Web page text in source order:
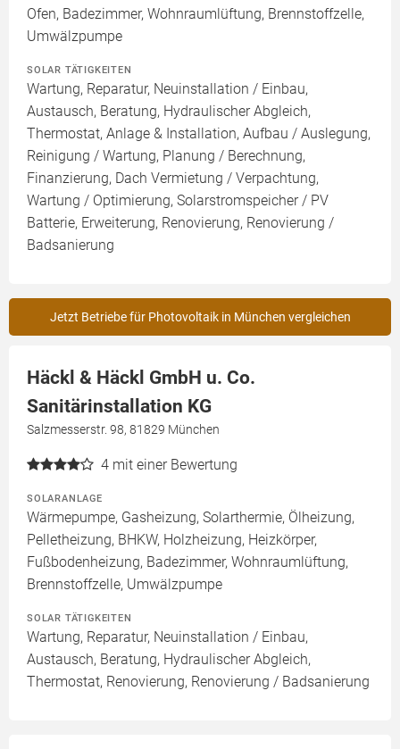
Ofen, Badezimmer, Wohnraumlüftung, Brennstoffzelle,
Umwälzpumpe
SOLAR TÄTIGKEITEN
Wartung, Reparatur, Neuinstallation / Einbau,
Austausch, Beratung, Hydraulischer Abgleich,
Thermostat, Anlage & Installation, Aufbau / Auslegung,
Reinigung / Wartung, Planung / Berechnung,
Finanzierung, Dach Vermietung / Verpachtung,
Wartung / Optimierung, Solarstromspeicher / PV
Batterie, Erweiterung, Renovierung, Renovierung /
Badsanierung
Jetzt Betriebe für Photovoltaik in München vergleichen
Häckl & Häckl GmbH u. Co.
Sanitärinstallation KG
Salzmesserstr. 98, 81829 München
4 mit einer Bewertung
SOLARANLAGE
Wärmepumpe, Gasheizung, Solarthermie, Ölheizung,
Pelletheizung, BHKW, Holzheizung, Heizkörper,
Fußbodenheizung, Badezimmer, Wohnraumlüftung,
Brennstoffzelle, Umwälzpumpe
SOLAR TÄTIGKEITEN
Wartung, Reparatur, Neuinstallation / Einbau,
Austausch, Beratung, Hydraulischer Abgleich,
Thermostat, Renovierung, Renovierung / Badsanierung